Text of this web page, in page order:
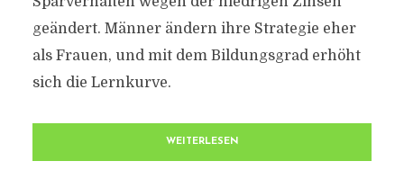
geändert. Männer ändern ihre Strategie eher
als Frauen, und mit dem Bildungsgrad erhöht
sich die Lernkurve.
WEITERLESEN